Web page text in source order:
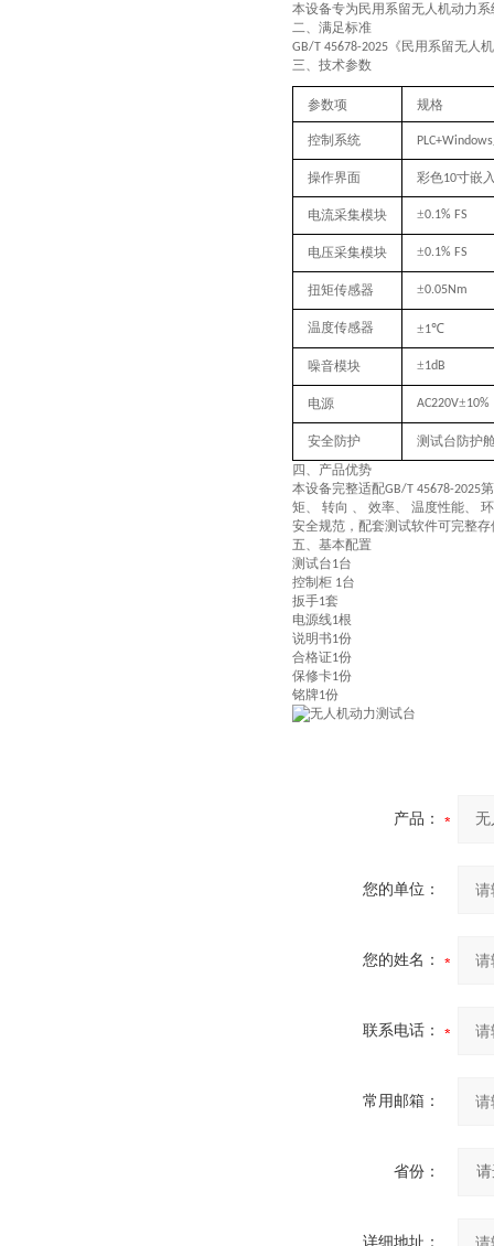
本设备专为民用系留无人机动力系
二、满足标准
GB/T 45678-2025 《民用系留无人
三、技术参数
‌参数项‌ 规格‌
控制系统 PLC+Windows
操作界面 彩色10寸嵌
电流采集模块 ±0.1% FS
电压采集模块 ±0.1% FS
扭矩传感器 ±0.05Nm
温度传感器 ±1℃
噪音模块 ±1dB
电源 AC220V±10%
安全防护
测试台防护
四、产品优势
本设备完整适配GB/T 45678-2025第
矩、 转向 、 效率、 温度性能、
安全规范，配套测试软件可完整
五、基本配置
测试台1台
控制柜 1台
扳手1套
电源线1根
说明书1份
合格证1份
保修卡1份
铭牌1份
产品：
您的单位：
您的姓名：
联系电话：
常用邮箱：
省份：
详细地址：